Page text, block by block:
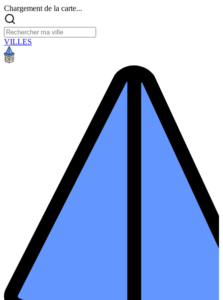
Chargement de la carte...
VILLES